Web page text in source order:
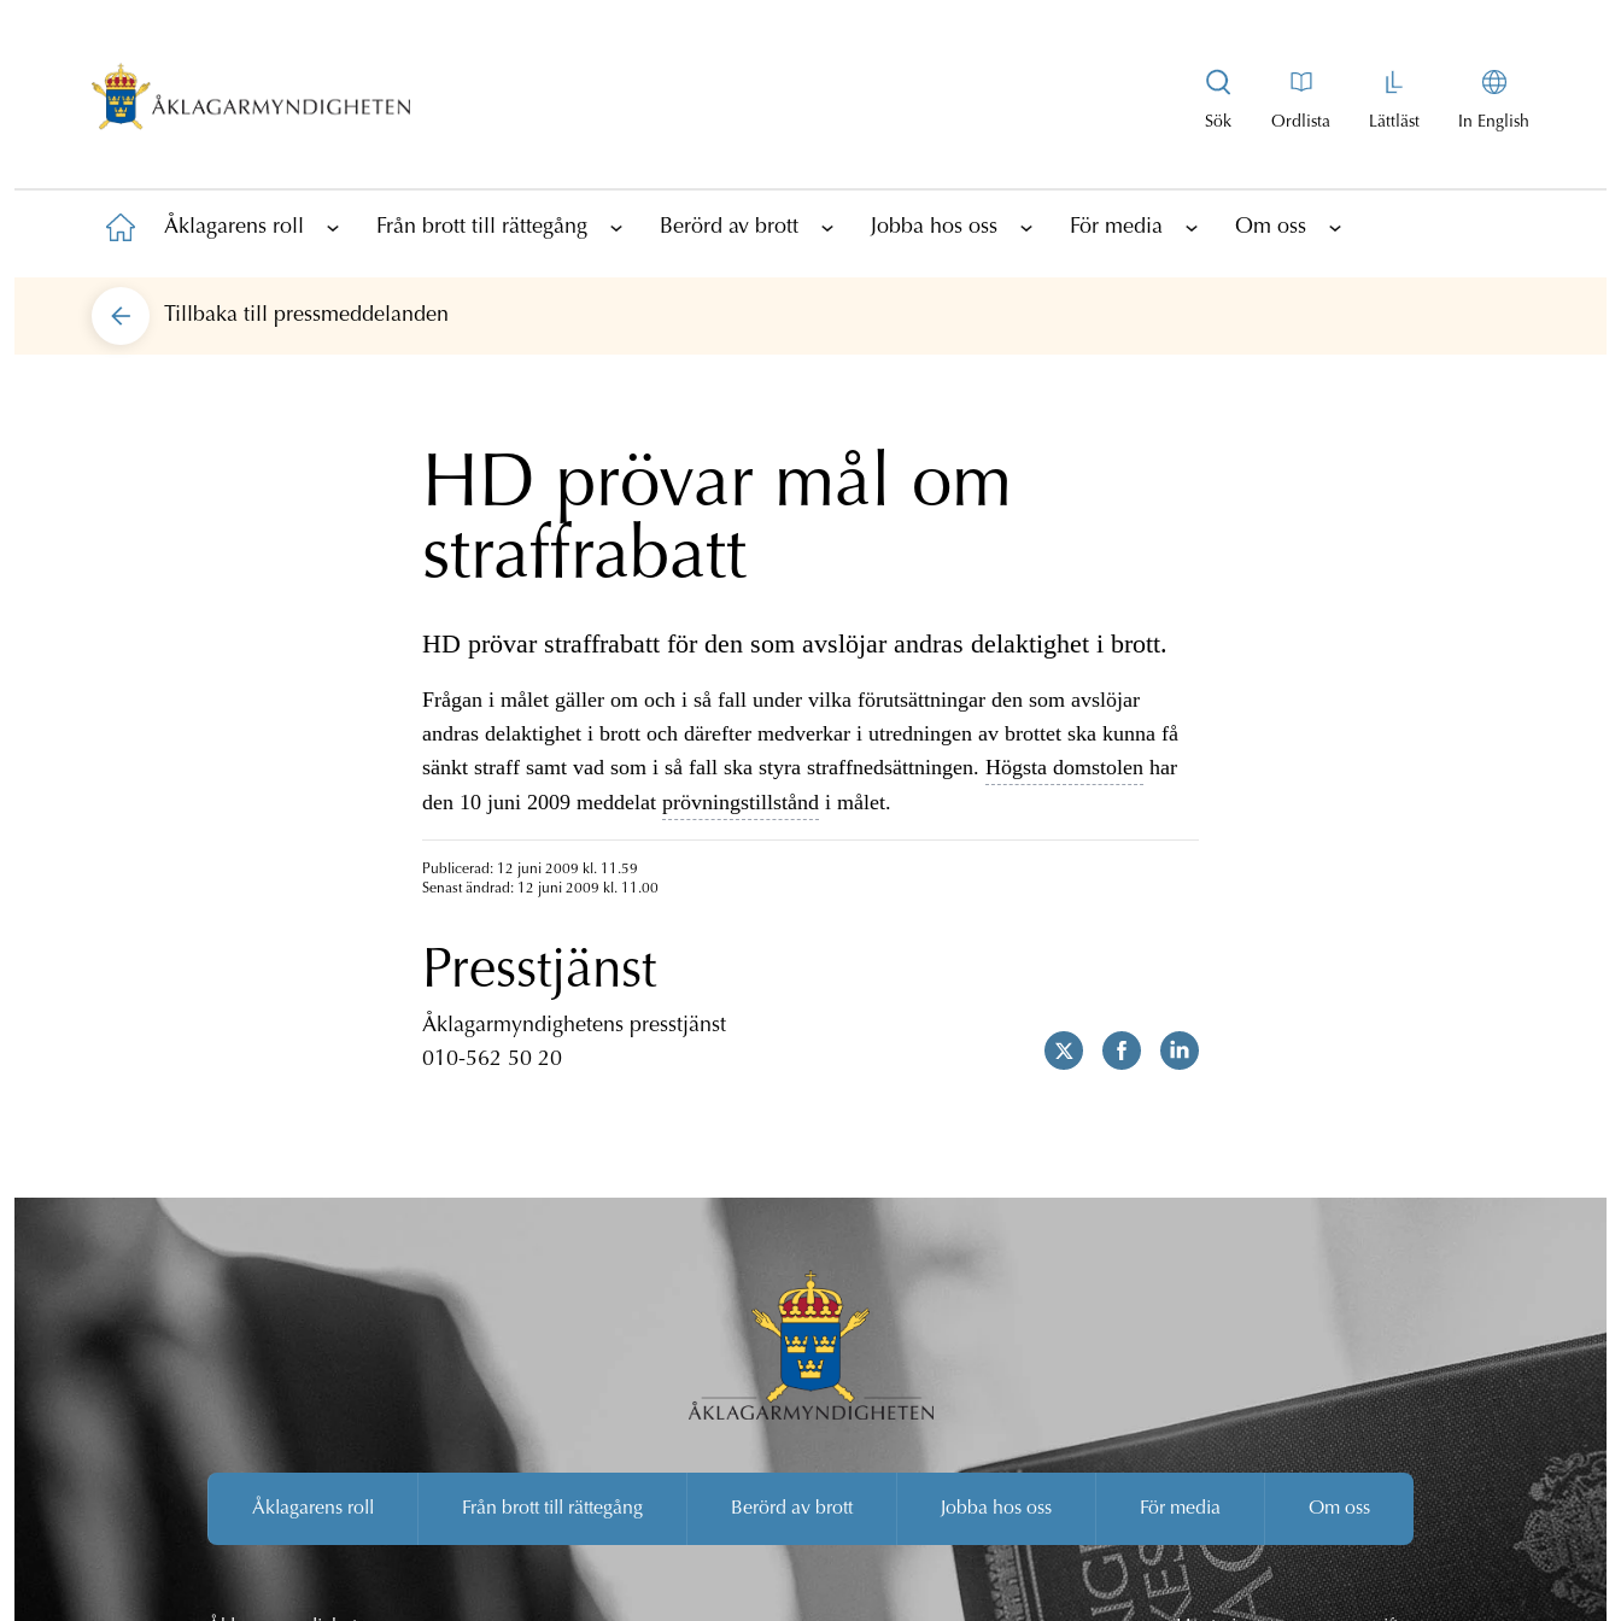
Sök Ordlista Lättläst In English
Åklagarens roll Från brott till rättegång Berörd av brott Jobba hos oss För media Om oss
Tillbaka till pressmeddelanden
HD prövar mål om
straffrabatt
HD prövar straffrabatt för den som avslöjar andras delaktighet i brott.
Frågan i målet gäller om och i så fall under vilka förutsättningar den som avslöjar
andras delaktighet i brott och därefter medverkar i utredningen av brottet ska kunna få
sänkt straff samt vad som i så fall ska styra straffnedsättningen. Högsta domstolen har
den 10 juni 2009 meddelat prövningstillstånd i målet.
Publicerad: 12 juni 2009 kl. 11.59
Senast ändrad: 12 juni 2009 kl. 11.00
Presstjänst
Åklagarmyndighetens presstjänst
010-562 50 20
Åklagarens roll Från brott till rättegång Berörd av brott Jobba hos oss För media Om oss